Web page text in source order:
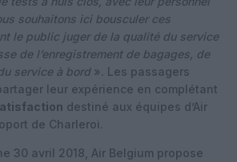
souhaitons ici bousculer ces
le public juger de la qualité du service
de l’enregistrement de bagages, de
service à bord». Les passagers
leur expérience en complétant
destiné aux équipes d’Air
de Charleroi.
30 avril 2018, Air Belgium propose